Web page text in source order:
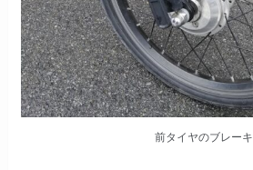
前タイヤのブレーキ